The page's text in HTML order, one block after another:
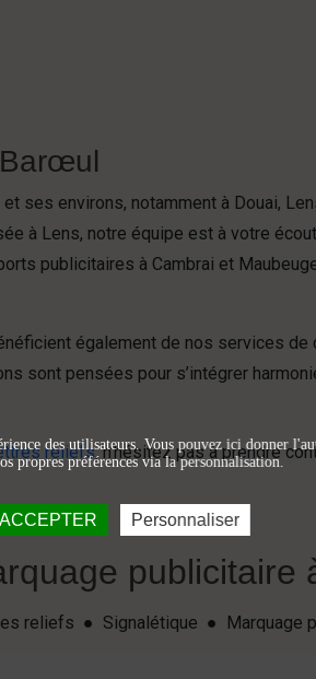
environs, notamment à Douai,
à Lens, notre équipe est à votre
publicitaires à Cambrai et
également de nos services de
sont pensées pour s’intégrer
reliefs, n’hésitez pas à prendre
publicitaire
reliefs ● Signalétique ● Marquage
des utilisateurs. Vous pouvez ici donner
propres préférences via la personnalisation.
Personnaliser